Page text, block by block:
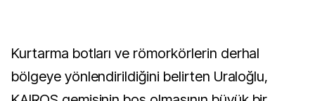
Kurtarma botları ve römorkörlerin derhal
bölgeye yönlendirildiğini belirten Uraloğlu,